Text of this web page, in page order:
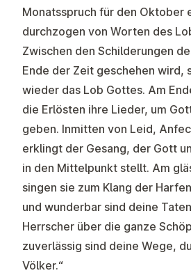
Monatsspruch für den Oktober
durchzogen von Worten des
Zwischen den Schilderungen
Ende der Zeit geschehen wird,
wieder das Lob Gottes. Am
die Erlösten ihre Lieder, um
geben. Inmitten von Leid,
erklingt der Gesang, der Gott
in den Mittelpunkt stellt. Am
singen sie zum Klang der
und wunderbar sind deine
Herrscher über die ganze
zuverlässig sind deine Wege,
Völker.“